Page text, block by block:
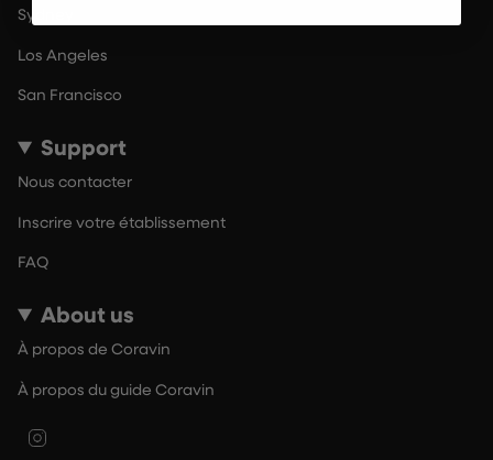
Sydney
Los Angeles
San Francisco
Support
Nous contacter
Inscrire votre établissement
FAQ
About us
À propos de Coravin
À propos du guide Coravin